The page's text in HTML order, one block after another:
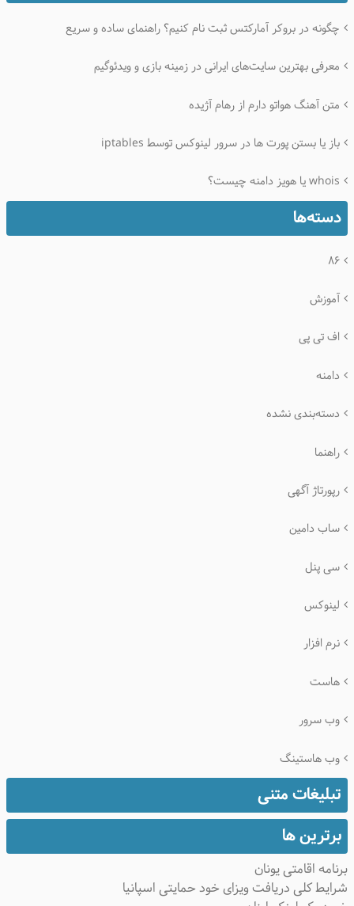
چگونه در بروکر آمارکتس ثبت نام کنیم؟ راهنمای ساده و سریع
معرفی بهترین سایت‌های ایرانی در زمینه بازی و ویدئوگیم
متن آهنگ هواتو دارم از رهام آژیده
باز یا بستن پورت ها در سرور لینوکس توسط iptables
whois یا هویز دامنه چیست؟
دسته‌ها
۸۶
آموزش
اف تی پی
دامنه
دسته‌بندی نشده
راهنما
رپورتاژ آگهی
ساب دامین
سی پنل
لینوکس
نرم افزار
هاست
وب سرور
وب هاستینگ
تبلیغات متنی
برترین ها
اقامتی یونان
کلی دریافت ویزای خود حمایتی اسپانیا